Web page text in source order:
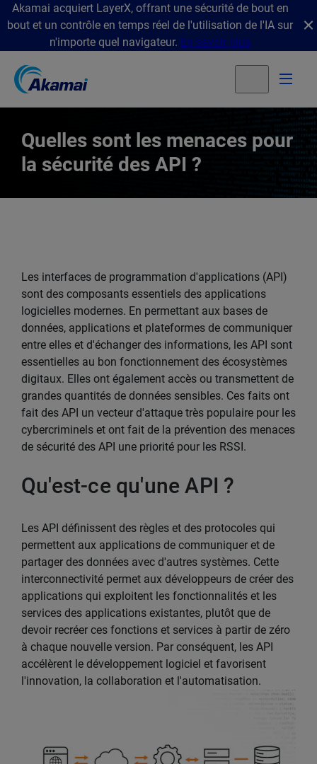
Akamai acquiert LayerX, offrant une sécurité de bout en
bout et un contrôle en temps réel de l'utilisation de l'IA sur
n'importe quel navigateur. En savoir plus
Quelles sont les menaces pour
la sécurité des API ?
Les interfaces de programmation d'applications (API)
sont des composants essentiels des applications
logicielles modernes. En permettant aux bases de
données, applications et plateformes de communiquer
entre elles et d'échanger des informations, les API sont
essentielles au bon fonctionnement des écosystèmes
digitaux. Elles ont également accès ou transmettent de
grandes quantités de données sensibles. Ces faits ont
fait des API un vecteur d'attaque très populaire pour les
cybercriminels et ont fait de la prévention des menaces
de sécurité des API une priorité pour les RSSI.
Qu'est-ce qu'une API ?
Les API définissent des règles et des protocoles qui
permettent aux applications de communiquer et de
partager des données avec d'autres systèmes. Cette
interconnectivité permet aux développeurs de créer des
applications qui exploitent les fonctionnalités et les
services des applications existantes, plutôt que de
devoir recréer ces fonctions et services à partir de zéro
à chaque nouvelle version. Par conséquent, les API
accélèrent le développement logiciel et favorisent
l'innovation, la collaboration et l'automatisation.